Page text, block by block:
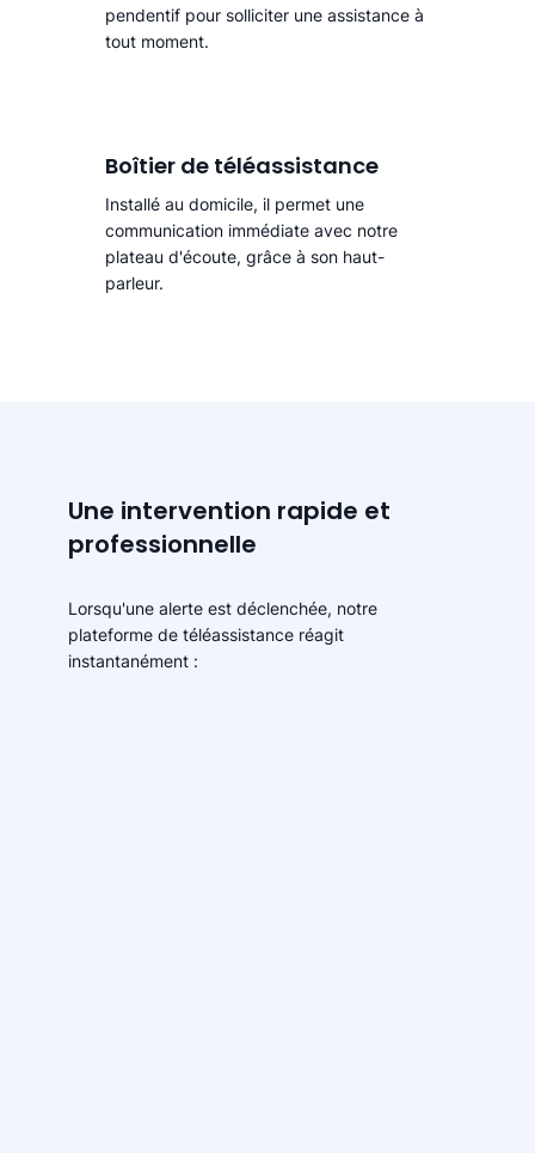
pendentif pour solliciter une assistance à
tout moment.
Boîtier de téléassistance
Installé au domicile, il permet une
communication immédiate avec notre
plateau d'écoute, grâce à son haut-
parleur.
Une intervention rapide et
professionnelle
Lorsqu'une alerte est déclenchée, notre
plateforme de téléassistance réagit
instantanément :